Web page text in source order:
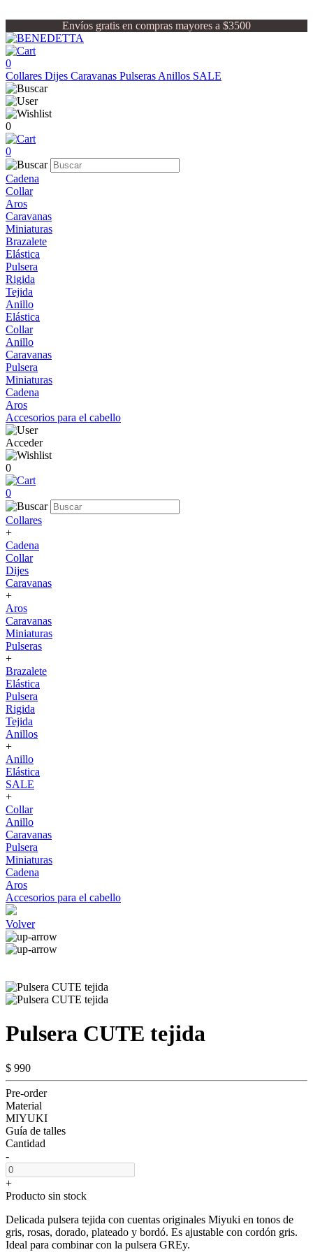
Envíos gratis en compras mayores a $3500
0
Collares Dijes Caravanas Pulseras Anillos SALE
0
0
Cadena
Collar
Aros
Caravanas
Miniaturas
Brazalete
Elástica
Pulsera
Rigida
Tejida
Anillo
Elástica
Collar
Anillo
Caravanas
Pulsera
Miniaturas
Cadena
Aros
Accesorios para el cabello
Acceder
0
0
Collares
+
Cadena
Collar
Dijes
Caravanas
+
Aros
Caravanas
Miniaturas
Pulseras
+
Brazalete
Elástica
Pulsera
Rigida
Tejida
Anillos
+
Anillo
Elástica
SALE
+
Collar
Anillo
Caravanas
Pulsera
Miniaturas
Cadena
Aros
Accesorios para el cabello
Volver
Pulsera CUTE tejida
$ 990
Pre-order
Material
MIYUKI
Guía de talles
Cantidad
-
+
Producto sin stock
Delicada pulsera tejida con cuentas originales Miyuki en tonos de
gris, rosas, dorado, plateado y bordó. Es ajustable con cordón gris.
Ideal para combinar con la pulsera GREy.